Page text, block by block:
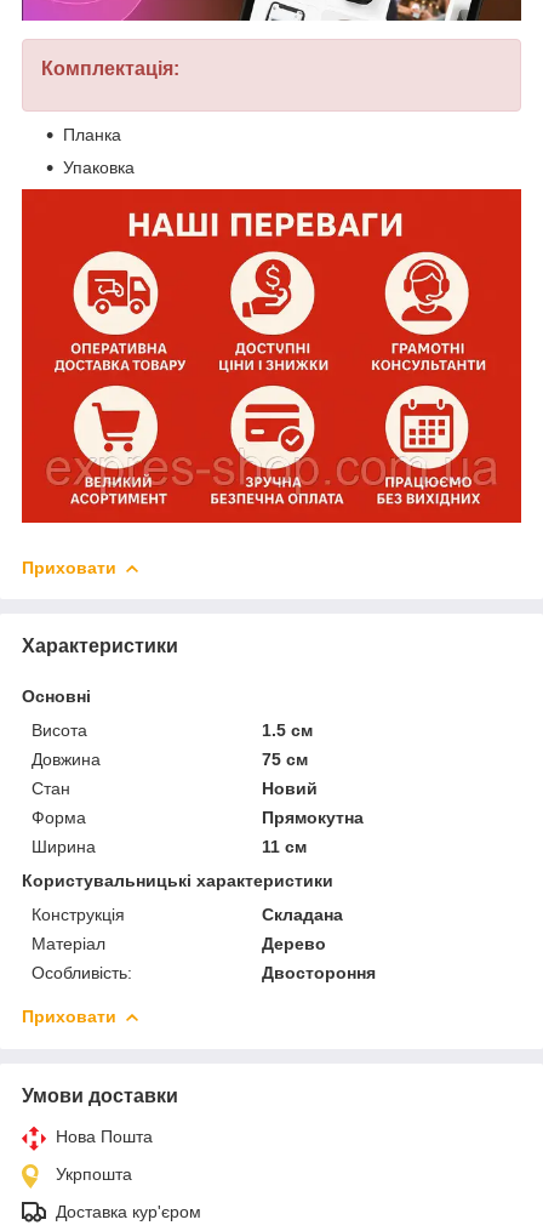
Комплектація:
Планка
Упаковка
Приховати
Характеристики
Основні
Висота
1.5 см
Довжина
75 см
Стан
Новий
Форма
Прямокутна
Ширина
11 см
Користувальницькі характеристики
Конструкція
Складана
Матеріал
Дерево
Особливість:
Двостороння
Приховати
Умови доставки
Нова Пошта
Укрпошта
Доставка кур'єром